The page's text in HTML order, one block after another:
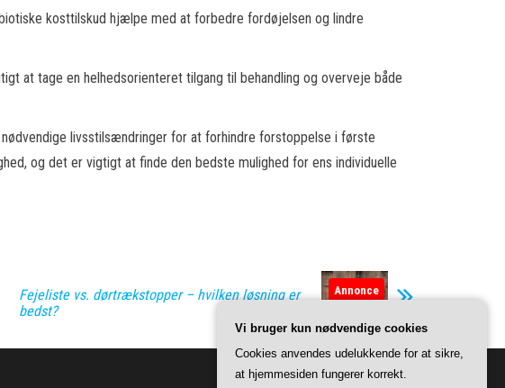
kosttilskud hjælpe med at forbedre fordøjelsen og lindre
at tage en helhedsorienteret tilgang til behandling og overveje både
livsstilsændringer for at forhindre forstoppelse i første
og det er vigtigt at finde den bedste mulighed for ens individuelle
Annonce
Fejeliste vs. dørtrækstopper – hvilken løsning er
bedst?
Vi bruger kun nødvendige cookies
Cookies anvendes udelukkende for at sikre,
at hjemmesiden fungerer korrekt.